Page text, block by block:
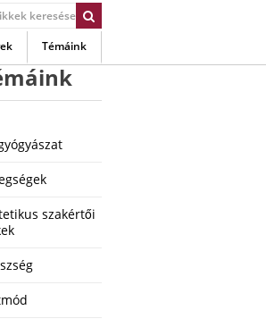
Témáink
szakértői